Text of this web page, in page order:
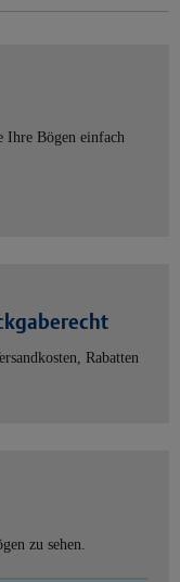
Ihre Bögen einfach
Rabatten
zu sehen.